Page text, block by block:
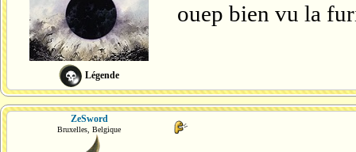
Légende
ouep bien vu la
ZeSword
Bruxelles, Belgique